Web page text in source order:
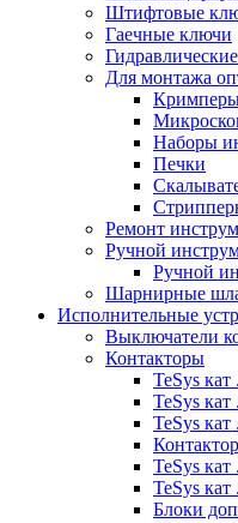
Штифтовые
Гаечные ключи
Для монтажа
Наборы
Печки
Ремонт
Ручной
Ручной
Шарнирные
Исполнительные
Выключатели
Контакторы
TeSys
TeSys
TeSys
TeSys
TeSys
Блоки